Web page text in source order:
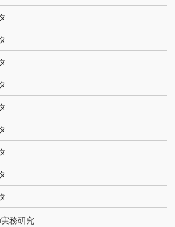
務研究